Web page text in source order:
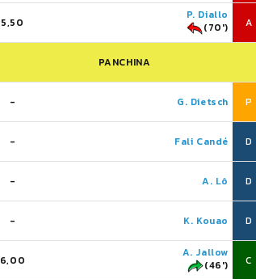
5,50
P. Diallo
(70')
A
PANCHINA
- G. Dietsch P
- Fali Candé D
- A. Lô D
- K. Kouao D
6,00
A. Jallow
(46')
C